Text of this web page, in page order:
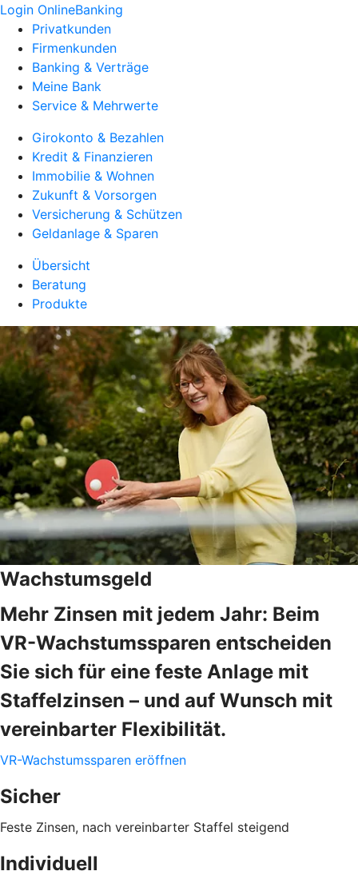
Login OnlineBanking
Privatkunden
Firmenkunden
Banking & Verträge
Meine Bank
Service & Mehrwerte
Girokonto & Bezahlen
Kredit & Finanzieren
Immobilie & Wohnen
Zukunft & Vorsorgen
Versicherung & Schützen
Geldanlage & Sparen
Übersicht
Beratung
Produkte
Wachstumsgeld
Mehr Zinsen mit jedem Jahr: Beim
VR-Wachstumssparen entscheiden
Sie sich für eine feste Anlage mit
Staffelzinsen – und auf Wunsch mit
vereinbarter Flexibilität.
VR-Wachstumssparen eröffnen
Sicher
Feste Zinsen, nach vereinbarter Staffel steigend
Individuell